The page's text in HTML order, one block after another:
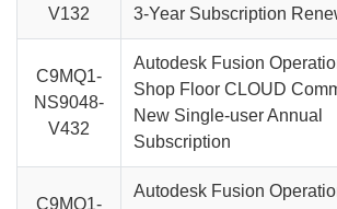
V132
3-Year Subscription
C9MQ1-
NS9048-
V432
Autodesk Fusion
Shop Floor CLOUD
New Single-user Annual
Subscription
C9MQ1-
Autodesk Fusion